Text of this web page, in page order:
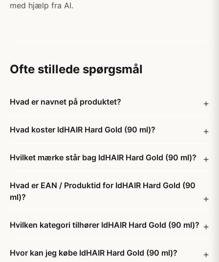
med hjælp fra AI.
Ofte stillede spørgsmål
Hvad er navnet på produktet?
Hvad koster IdHAIR Hard Gold (90 ml)?
Hvilket mærke står bag IdHAIR Hard Gold (90 ml)?
Hvad er EAN / Produktid for IdHAIR Hard Gold (90
ml)?
Hvilken kategori tilhører IdHAIR Hard Gold (90 ml)?
Hvor kan jeg købe IdHAIR Hard Gold (90 ml)?